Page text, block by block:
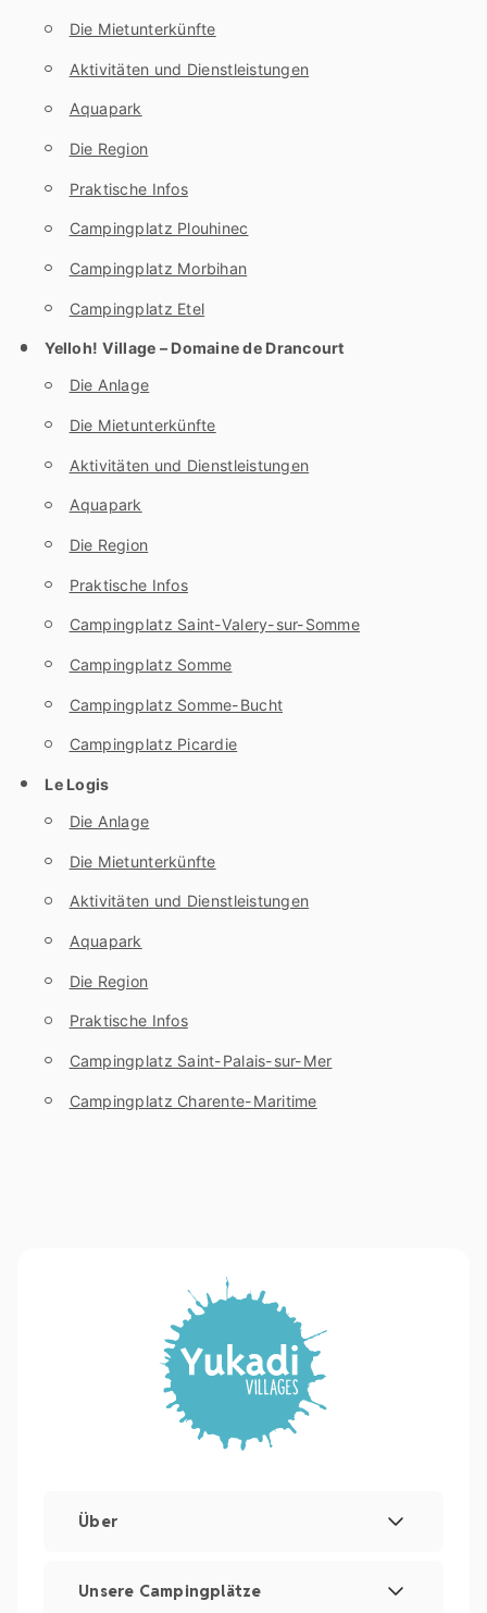
Die Mietunterkünfte
Aktivitäten und Dienstleistungen
Aquapark
Die Region
Praktische Infos
Campingplatz Plouhinec
Campingplatz Morbihan
Campingplatz Etel
Yelloh! Village – Domaine de Drancourt
Die Anlage
Die Mietunterkünfte
Aktivitäten und Dienstleistungen
Aquapark
Die Region
Praktische Infos
Campingplatz Saint-Valery-sur-Somme
Campingplatz Somme
Campingplatz Somme-Bucht
Campingplatz Picardie
Le Logis
Die Anlage
Die Mietunterkünfte
Aktivitäten und Dienstleistungen
Aquapark
Die Region
Praktische Infos
Campingplatz Saint-Palais-sur-Mer
Campingplatz Charente-Maritime
Über
Unsere Campingplätze